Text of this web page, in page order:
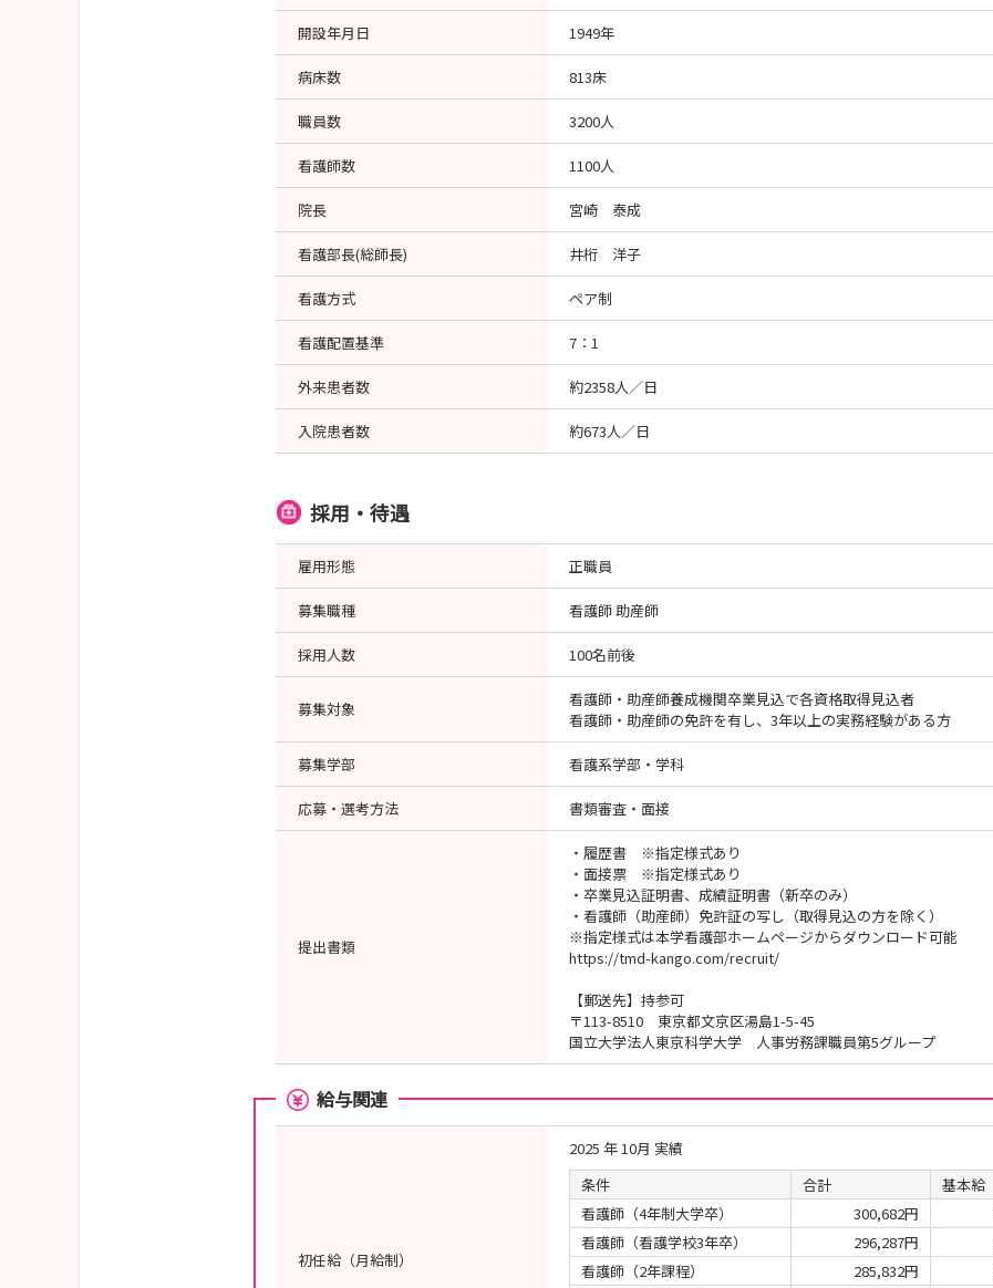
開設年月日 1949年
病床数 813床
職員数 3200人
看護師数 1100人
院長 宮崎 泰成
看護部長(総師長) 井桁 洋子
看護方式 ペア制
看護配置基準 7：1
外来患者数 約2358人／日
入院患者数 約673人／日
採用・待遇
雇用形態 正職員
募集職種 看護師 助産師
採用人数 100名前後
募集対象
看護師・助産師養成機関卒業見込で各資格取得見込者
看護師・助産師の免許を有し、3年以上の実務経験がある方
募集学部 看護系学部・学科
応募・選考方法 書類審査・面接
提出書類
・履歴書 ※指定様式あり
・面接票 ※指定様式あり
・卒業見込証明書、成績証明書（新卒のみ）
・看護師（助産師）免許証の写し（取得見込の方を除く）
※指定様式は本学看護部ホームページからダウンロード可能
https://tmd-kango.com/recruit/
【郵送先】持参可
〒113-8510 東京都文京区湯島1-5-45
国立大学法人東京科学大学 人事労務課職員第5グループ
給与関連
初任給（月給制）
2025 年 10月 実績
条件
合計 基本給
看護師（4年制大学卒）
300,682円
看護師（看護学校3年卒）
296,287円
看護師（2年課程）
285,832円